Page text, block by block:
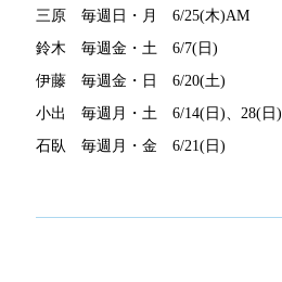
三原 毎週日・月 6/25(木)AM
鈴木 毎週金・土 6/7(日)
伊藤 毎週金・日 6/20(土)
小出 毎週月・土 6/14(日)、28(日)
石臥 毎週月・金 6/21(日)